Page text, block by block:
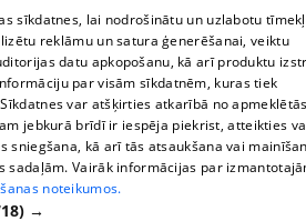
sīkdatnes, lai nodrošinātu un uzlabotu
reklāmu un satura ģenerēšanai, veiktu
datu apkopošanu, kā arī produktu
par visām sīkdatnēm, kuras tiek
var atšķirties atkarībā no
jebkurā brīdī ir iespēja piekrist, atteikties
sniegšana, kā arī tās atsaukšana vai
sadaļām. Vairāk informācijas par
noteikumos.
→